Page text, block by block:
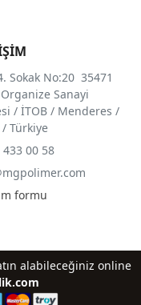
Sokak No:20 35471
Sanayi
/ İTOB / Menderes /
Türkiye
433 00 58
formu
alabileceğiniz online